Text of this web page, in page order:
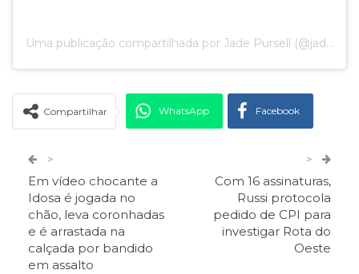
Uma publicação compartilhada por Jade Pursell (@jadepursell_)
Compartilhar WhatsApp Facebook
ReddIt Telegram
Facebook Messenger O email
>
Em vídeo chocante a
Idosa é jogada no
chão, leva coronhadas
e é arrastada na
calçada por bandido
em assalto
>
Com 16 assinaturas,
Russi protocola
pedido de CPI para
investigar Rota do
Oeste